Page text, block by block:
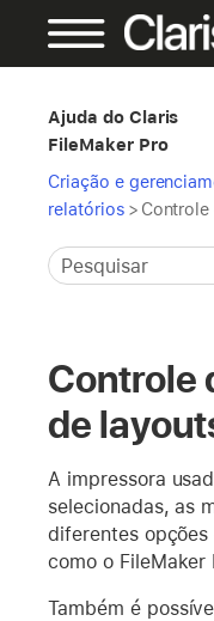
Ajuda do Claris
FileMaker Pro
Criação e
relatórios >
Controle
de
A impressora
selecionadas, as
diferentes
como o FileMaker
Também é